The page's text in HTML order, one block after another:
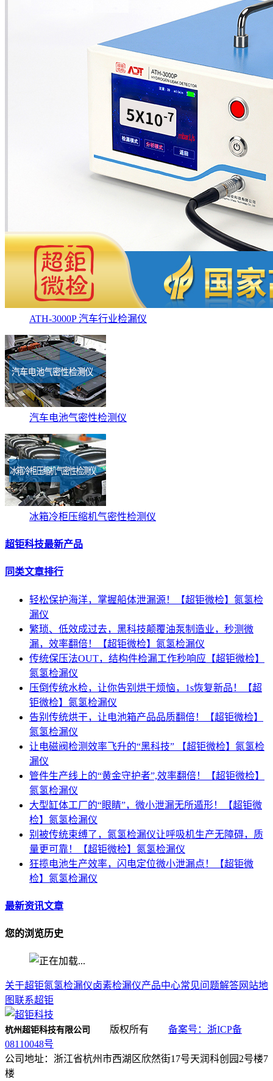
ATH-3000P 汽车行业检漏仪
汽车电池气密性检测仪
冰箱冷柜压缩机气密性检测仪
超钜科技最新产品
同类文章排行
轻松保护海洋，掌握船体泄漏源！【超钜微检】氮氢检
漏仪
繁琐、低效成过去，黑科技颠覆油泵制造业，秒测微
漏，效率翻倍！【超钜微检】氮氢检漏仪
传统保压法OUT，结构件检漏工作秒响应【超钜微检】
氮氢检漏仪
压倒传统水检，让你告别烘干烦恼，1s恢复新品！【超
钜微检】氮氢检漏仪
告别传统烘干，让电池箱产品品质翻倍！【超钜微检】
氮氢检漏仪
让电磁阀检测效率飞升的“黑科技” 【超钜微检】氮氢检
漏仪
管件生产线上的“黄金守护者”,效率翻倍！【超钜微检】
氮氢检漏仪
大型缸体工厂的“眼睛”，微小泄漏无所遁形！【超钜微
检】氮氢检漏仪
别被传统束缚了，氮氢检漏仪让呼吸机生产无障碍，质
量更可靠！【超钜微检】氮氢检漏仪
狂揽电池生产效率，闪电定位微小泄漏点！【超钜微
检】氮氢检漏仪
最新资讯文章
您的浏览历史
关于超钜氮氢检漏仪卤素检漏仪产品中心常见问题解答网站地
图联系超钜
杭州超钜科技有限公司 版权所有 备案号：浙ICP备
08110048号
公司地址：浙江省杭州市西湖区欣然街17号天润科创园2号楼7
楼